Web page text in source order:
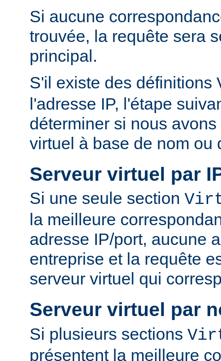
Si aucune
trouvée, la requête sera
principal.
S'il existe des définitions
l'adresse IP, l'étape
déterminer si nous
virtuel à base de nom ou
Serveur virtuel par
Si une seule section
la meilleure
adresse IP/port, aucune
entreprise et la requête
serveur virtuel qui
Serveur virtuel par
Si plusieurs sections
présentent la meilleure